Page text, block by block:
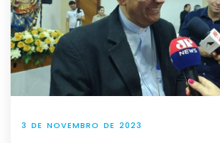
3 DE NOVEMBRO DE 2023